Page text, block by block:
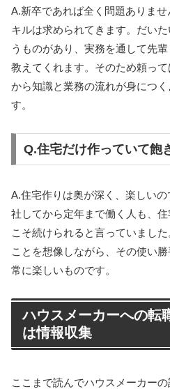
A.新卒であれば全く問題ありま
キルは求められてきます。だい
うものがあり、実務を通して先
教えてくれます。そのため頼っ
から知識と業務の流れが身につ
す。
Q.住宅だけ作っていて飽
A.住宅作りは奥が深く、楽しい
社してから定年まで働く人も、
こそ続けられると言っていまし
ことを想像しながら、その使い
常に楽しいものです。
ハウスメーカーへの転
は情報収集
ここまで読んでハウスメーカー